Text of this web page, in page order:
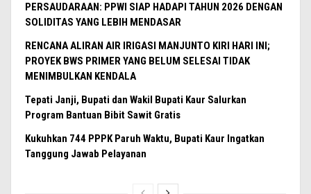
PERSAUDARAAN: PPWI SIAP HADAPI TAHUN 2026 DENGAN
SOLIDITAS YANG LEBIH MENDASAR
RENCANA ALIRAN AIR IRIGASI MANJUNTO KIRI HARI INI;
PROYEK BWS PRIMER YANG BELUM SELESAI TIDAK
MENIMBULKAN KENDALA
Tepati Janji, Bupati dan Wakil Bupati Kaur Salurkan
Program Bantuan Bibit Sawit Gratis
Kukuhkan 744 PPPK Paruh Waktu, Bupati Kaur Ingatkan
Tanggung Jawab Pelayanan